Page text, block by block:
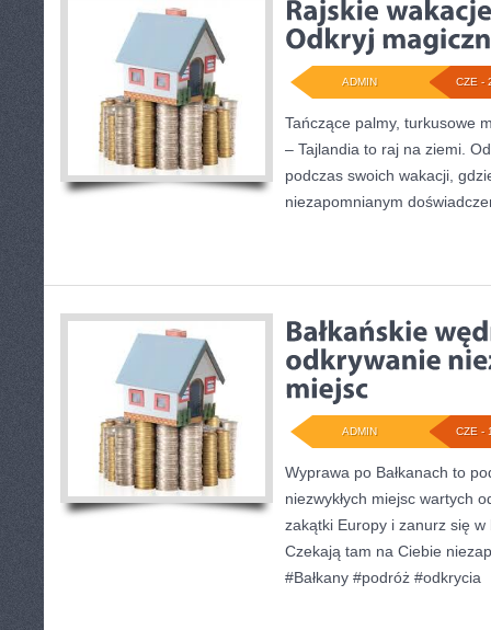
CZE -
ADMIN
Tańczące palmy, turkusowe
– Tajlandia to raj na ziemi.
podczas swoich wakacji,
niezapomnianym
CZE -
ADMIN
Wyprawa po Bałkanach to
niezwykłych miejsc wartych
zakątki Europy i zanurz się
Czekają tam na Ciebie
#Bałkany #podróż #odkrycia